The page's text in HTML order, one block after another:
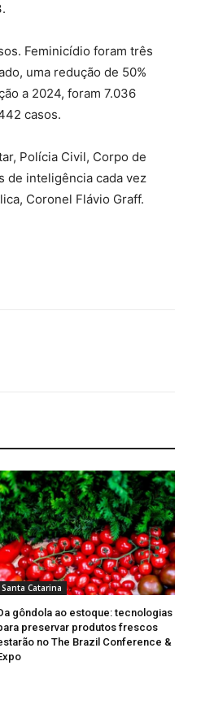
Feminicídio foram três
uma redução de 50%
a 2024, foram 7.036
casos.
Polícia Civil, Corpo de
de inteligência cada vez
Coronel Flávio Graff.
Santa Catarina
gôndola ao estoque: tecnologias
preservar produtos frescos
no The Brazil Conference &